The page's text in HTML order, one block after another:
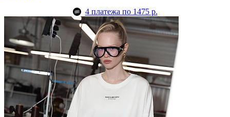
4 платежа по 1475 р.